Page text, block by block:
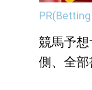
PR
競馬予
側、全部